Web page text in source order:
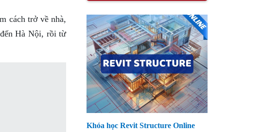
cách trở về nhà,
Hà Nội, rồi từ
Khóa học Revit Structure Online